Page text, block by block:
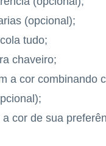
(opcional);
tudo;
chaveiro;
a cor combinando
cor de sua